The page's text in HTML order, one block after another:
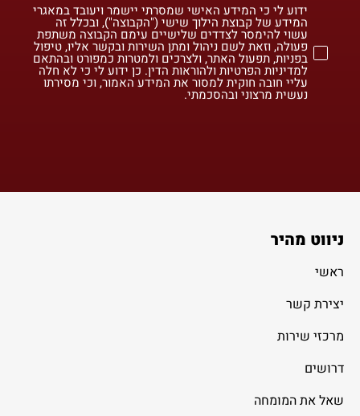
ידוע לי כי המידע האישי שמסרתי יישמר ויעובד במאגרי
המידע של קבוצת הילוך שישי ("הקבוצה"), ובכלל זה
עשוי להימסר לצדדים שלישיים עימם הקבוצה משתפת
פעולה, וזאת לשם ניהול ומתן השירות ובקשר אליו, טיפול
בפניות, תפעול האתר, ולצרכים ולמטרות כמפורט ובהתאם
למדיניות הפרטיות ולהוראות הדין. כן ידוע לי כי לא חלה
עליי חובה חוקית למסור את המידע האמור, וכי מסירתו
נעשית מרצוני ובהסכמתי.
ניווט מהיר
ראשי
יצירת קשר
מרכזי שירות
דרושים
שאל את המומחה